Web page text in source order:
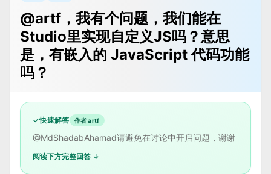
@artf，我有个问题，我们能在
Studio里实现自定义JS吗？意思
是，有嵌入的 JavaScript 代码功能
吗？
✓快速解答 作者 artf
@MdShadabAhamad请避免在讨论中开启问题，谢谢
阅读下方完整回答 ↓